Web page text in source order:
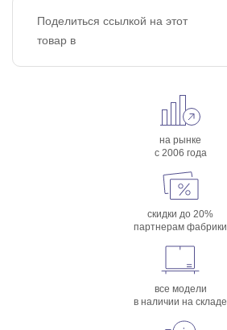
Поделиться ссылкой на этот
товар в
на рынке
с 2006 года
скидки до 20%
партнерам фабрики
все модели
в наличии на складе